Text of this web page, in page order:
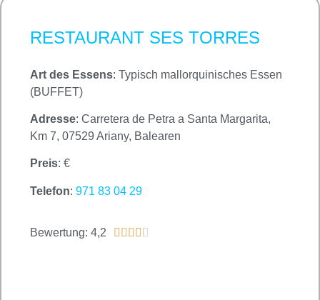
RESTAURANT SES TORRES
Art des Essens: Typisch mallorquinisches Essen
(BUFFET)
Adresse: Carretera de Petra a Santa Margarita,
Km 7, 07529 Ariany, Balearen
Preis: €
Telefon: 971 83 04 29
Bewertung: 4,2     